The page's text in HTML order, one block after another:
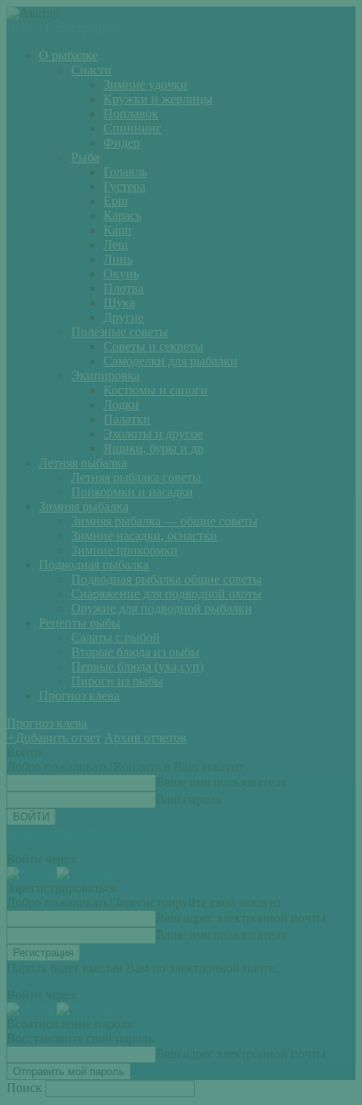
О рыбалке
Снасти
Зимние удочки
Кружки и жерлицы
Поплавок
Спиннинг
Фидер
Рыба
Голавль
Густера
Ёрш
Карась
Карп
Лещ
Линь
Окунь
Плотва
Щука
Другие
Полезные советы
Советы и секреты
Самоделки для рыбалки
Экипировка
Костюмы и сапоги
Лодки
Палатки
Эхолоты и другое
Ящики, буры и др
Летняя рыбалка
Летняя рыбалка советы
Прикормки и насадки
Зимняя рыбалка
Зимняя рыбалка — общие советы
Зимние насадки, оснастки
Зимние прикормки
Подводная рыбалка
Подводная рыбалка общие советы
Снаряжение для подводной охоты
Оружие для подводной рыбалки
Рецепты рыбы
Салаты с рыбой
Вторые блюда из рыбы
Первые блюда (уха,суп)
Пироги из рыбы
Прогноз клева
Прогноз клева
+ Добавить отчет Архив отчетов
Войти
Добро пожаловать! Войдите в Ваш аккаунт
Ваше имя пользователя
Ваш пароль
Войти через:
Зарегистрироваться
Добро пожаловать! Зарегистрируйте свой аккаунт
Ваш адрес электронной почты
Ваше имя пользователя
Пароль будет выслан Вам по электронной почте.
Войти через:
Всоатновление пароля
Восстановите свой пароль
Ваш адрес электронной почты
Поиск